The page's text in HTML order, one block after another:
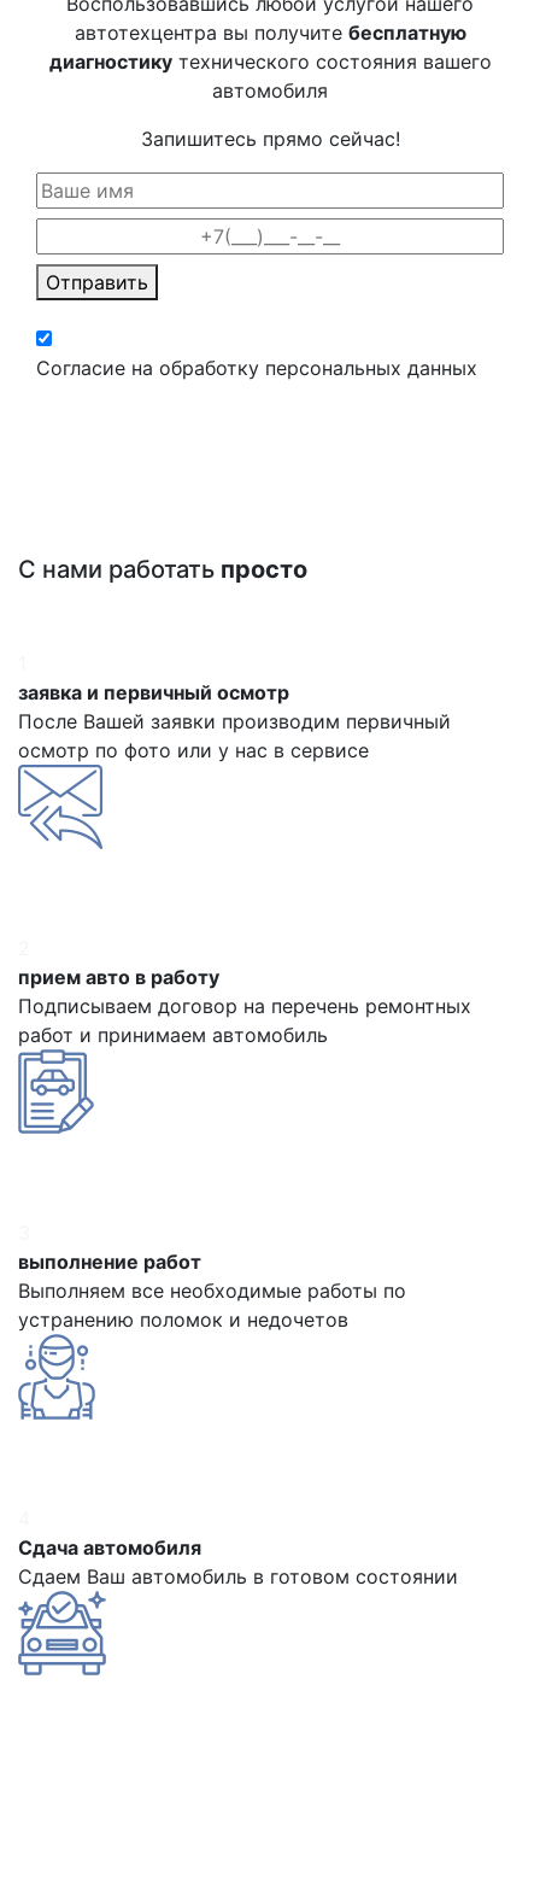
автотехцентра вы получите бесплатную
диагностикутехнического состояния вашего
автомобиля
Запишитесь прямо сейчас!
Отправить
Согласие на обработку персональных данных
С нами работать просто
заявка и первичный осмотр
После Вашей заявки производим первичный
осмотр по фото или у нас в сервисе
прием авто в работу
Подписываем договор на перечень ремонтных
работ и принимаем автомобиль
выполнение работ
Выполняем все необходимые работы по
устранению поломок и недочетов
Сдача автомобиля
Сдаем Ваш автомобиль в готовом состоянии